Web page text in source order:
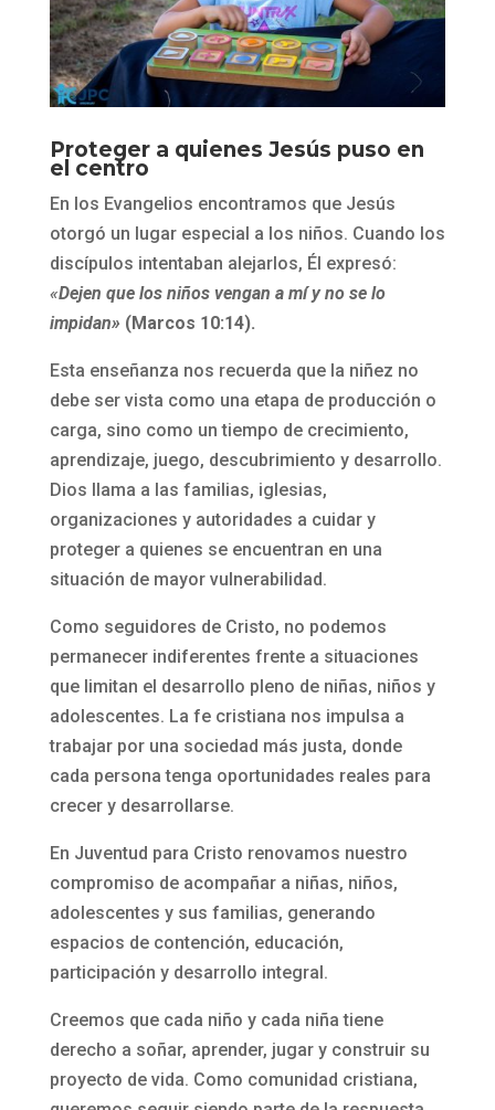
Proteger a quienes Jesús puso en
el centro
En los Evangelios encontramos que Jesús
otorgó un lugar especial a los niños. Cuando los
discípulos intentaban alejarlos, Él expresó:
«Dejen que los niños vengan a mí y no se lo
impidan» (Marcos 10:14).
Esta enseñanza nos recuerda que la niñez no
debe ser vista como una etapa de producción o
carga, sino como un tiempo de crecimiento,
aprendizaje, juego, descubrimiento y desarrollo.
Dios llama a las familias, iglesias,
organizaciones y autoridades a cuidar y
proteger a quienes se encuentran en una
situación de mayor vulnerabilidad.
Como seguidores de Cristo, no podemos
permanecer indiferentes frente a situaciones
que limitan el desarrollo pleno de niñas, niños y
adolescentes. La fe cristiana nos impulsa a
trabajar por una sociedad más justa, donde
cada persona tenga oportunidades reales para
crecer y desarrollarse.
En Juventud para Cristo renovamos nuestro
compromiso de acompañar a niñas, niños,
adolescentes y sus familias, generando
espacios de contención, educación,
participación y desarrollo integral.
Creemos que cada niño y cada niña tiene
derecho a soñar, aprender, jugar y construir su
proyecto de vida. Como comunidad cristiana,